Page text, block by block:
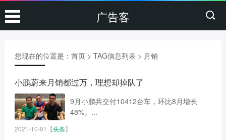
广告客
您现在的位置是： 首页> TAG信息列表 > 月销
小鹏蔚来月销都过万，理想却掉队了
9月小鹏共交付10412台车，环比8月增长
48%。...
2021-10-01 【头条】